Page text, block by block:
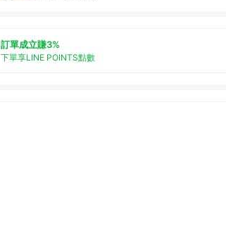
訂單成立賺3%
下單享LINE POINTS點數